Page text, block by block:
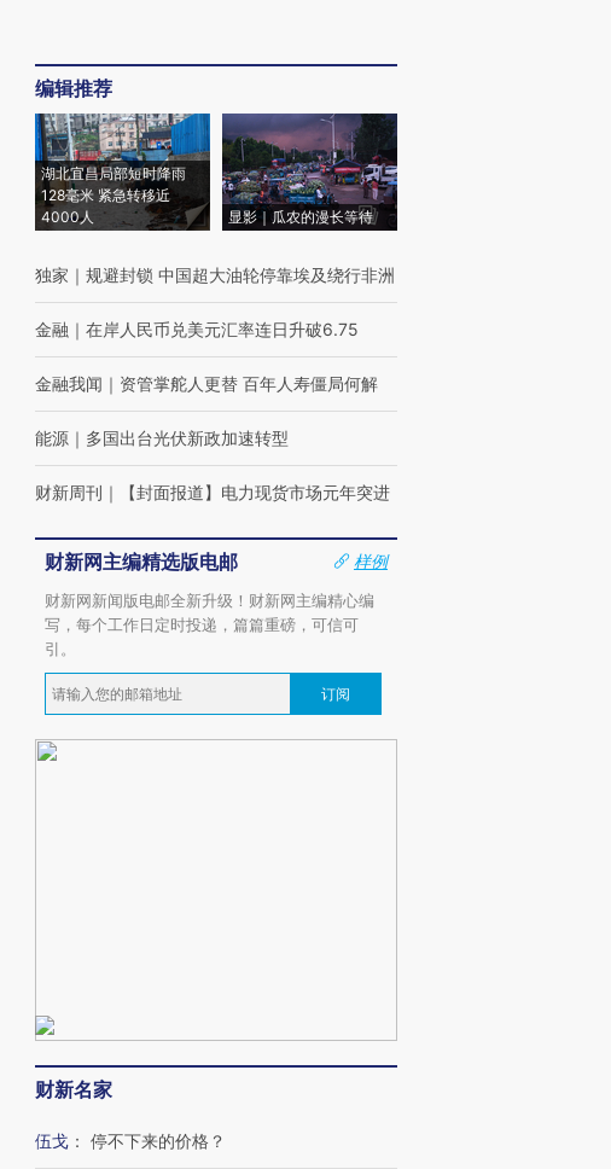
编辑推荐
湖北宜昌局部短时降雨
128毫米 紧急转移近
4000人
显影｜瓜农的漫长等待
独家 ｜ 规避封锁 中国超大油轮停靠埃及绕行非洲
金融 ｜ 在岸人民币兑美元汇率连日升破6.75
金融我闻 ｜ 资管掌舵人更替 百年人寿僵局何解
能源 ｜ 多国出台光伏新政加速转型
财新周刊 ｜ 【封面报道】电力现货市场元年突进
财新网主编精选版电邮
样例
财新网新闻版电邮全新升级！财新网主编精心编
写，每个工作日定时投递，篇篇重磅，可信可
引。
订阅
财新名家
伍戈 ： 停不下来的价格？